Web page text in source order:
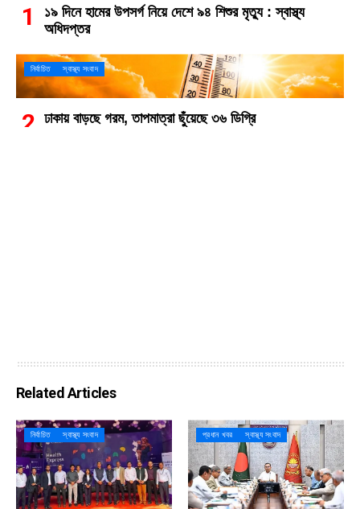
১৯ দিনে হামের উপসর্গ নিয়ে দেশে ৯৪ শিশুর মৃত্যু : স্বাস্থ্য
অধিদপ্তর
নির্বাচিত স্বাস্থ্য সংবাদ
ঢাকায় বাড়ছে গরম, তাপমাত্রা ছুঁয়েছে ৩৬ ডিগ্রি
Related Articles
নির্বাচিত স্বাস্থ্য সংবাদ প্রধান খবর স্বাস্থ্য সংবাদ